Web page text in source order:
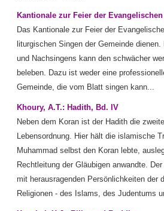
Kantionale zur Feier der Evangelischen
Das Kantionale zur Feier der
liturgischen Singen der Gemeinde
und Nachsingens kann den schwächer
beleben. Dazu ist weder eine
Gemeinde, die vom Blatt singen kann...
Khoury, A.T.: Hadith, Bd. IV
Neben dem Koran ist der Hadith die
Lebensordnung. Hier hält die islamische
Muhammad selbst den Koran lebte,
Rechtleitung der Gläubigen anwandte.
mit herausragenden Persönlichkeiten der
Religionen - des Islams, des Judentums